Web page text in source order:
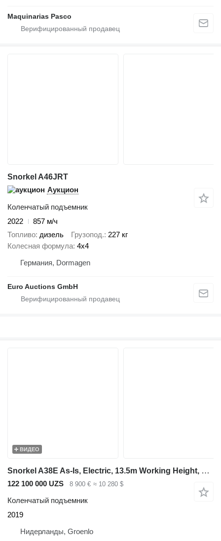
Maquinarias Pasco
Snorkel A46JRT
Аукцион
Коленчатый подъемник
2022
857 м/ч
Топливо дизель Грузопод. 227 кг
Колесная формула 4x4
Германия, Dormagen
Euro Auctions GmbH
ВИДЕО
Snorkel A38E As-Is, Electric, 13.5m Working Height, 6.1m R
122 100 000 UZS 8 900 € ≈ 10 280 $
Коленчатый подъемник
2019
Нидерланды, Groenlo